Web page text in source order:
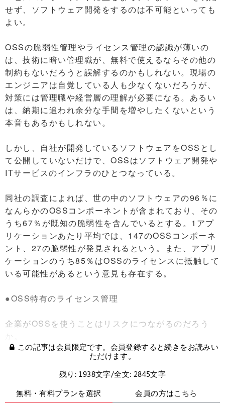
せず、ソフトウェア開発をするのは不可能といっても
よい。
OSSの脆弱性管理やライセンス管理の認識が薄いの
は、技術に暗い管理職が、無料で使えるならその他の
制約もないだろうと誤解するのかもしれない。現場の
エンジニアは自覚している人も少なくないだろうが、
対策には管理職や経営層の理解が必要になる。あるい
は、納期に追われ余分な手間を増やしたくないという
本音もあるかもしれない。
しかし、自社が開発しているソフトウェアをOSSとし
て公開していないだけで、OSSはソフトウェア開発や
ITサービスのインフラのひとつなっている。
同社の調査によれば、世の中のソフトウェアの96％に
なんらかのOSSコンポーネントが含まれており、その
うち67％が既知の脆弱性を含んでいるとする。1アプ
リケーションあたり平均では、147のOSSコンポーネ
ント、27の脆弱性が発見されるという。また、アプリ
ケーションのうち85％はOSSのライセンスに抵触して
いる可能性があるという意見も存在する。
●OSS特有のライセンス管理
企業がOSSを使うことはリスクにつながるのだろう
か。
この記事は会員限定です。会員登録すると続きをお読みい
ただけます。
残り: 1938文字/全文: 2845文字
無料・有料プランを選択
会員の方はこちら